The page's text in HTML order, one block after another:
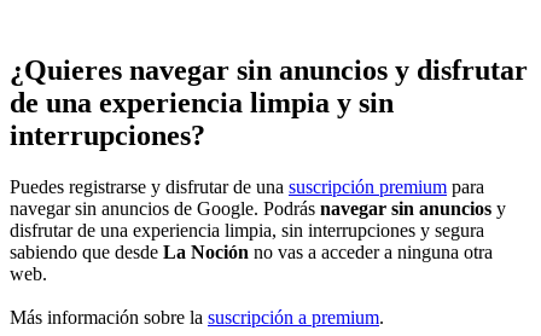
¿Quieres navegar sin anuncios y disfrutar
de una experiencia limpia y sin
interrupciones?
Puedes registrarse y disfrutar de una suscripción premium para
navegar sin anuncios de Google. Podrás navegar sin anuncios y
disfrutar de una experiencia limpia, sin interrupciones y segura
sabiendo que desde La Noción no vas a acceder a ninguna otra
web.
Más información sobre la suscripción a premium.